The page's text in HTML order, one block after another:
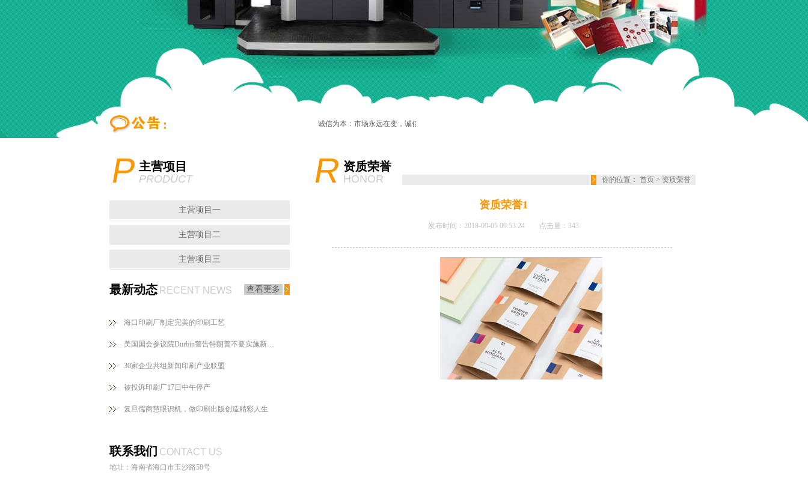
诚信为本：市场永远在变，诚信永远不变。
P主营项目
PRODUCT
主营项目一
主营项目二
主营项目三
最新动态 RECENT NEWS 查看更多
海口印刷厂制定完美的印刷工艺
美国国会参议院Durbin警告特朗普不要实施新闻印刷纸关税
30家企业共组新闻印刷产业联盟
被投诉印刷厂17日中午停产
复旦儒商慧眼识机，做印刷出版创造精彩人生
联系我们 CONTACT US
地址：海南省海口市玉沙路58号
R 资质荣誉
HONOR 你的位置： 首页 > 资质荣誉
资质荣誉1
发布时间：2018-09-05 09:53:24 点击量： 343